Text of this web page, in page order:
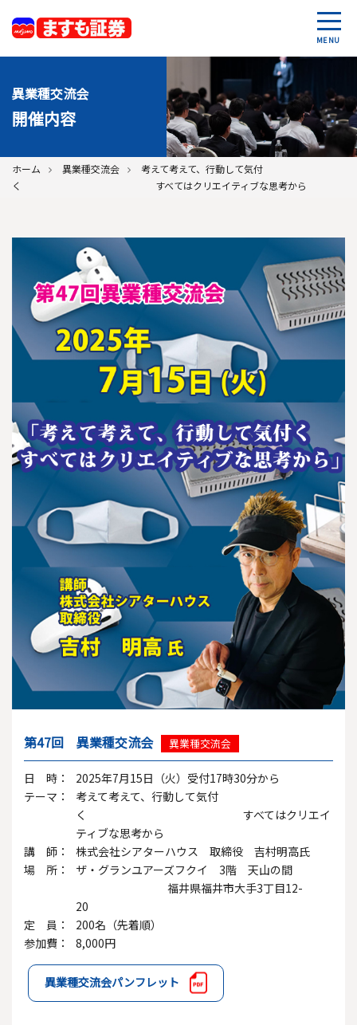
MENU
異業種交流会
開催内容
ホーム 異業種交流会
考えて考えて、行動して気付
く すべてはクリエイティブな思考から
第47回 異業種交流会 異業種交流会
日 時：
2025年7月15日（火）受付17時30分から
テーマ：
考えて考えて、行動して気付
く すべてはクリエイ
ティブな思考から
講 師：
株式会社シアターハウス 取締役 吉村明高氏
場 所：
ザ・グランユアーズフクイ 3階 天山の間
福井県福井市大手3丁目12-
20
定 員：
200名（先着順）
参加費：
8,000円
異業種交流会パンフレット